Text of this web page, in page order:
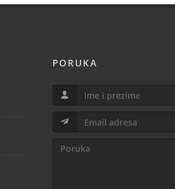
PORUKA